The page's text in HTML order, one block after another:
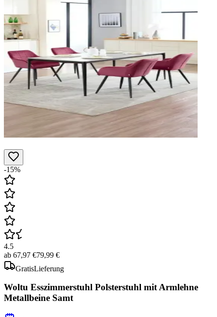
-15%
4.5
ab 67,97 €79,99 €
GratisLieferung
Woltu Esszimmerstuhl Polsterstuhl mit Armlehne
Metallbeine Samt